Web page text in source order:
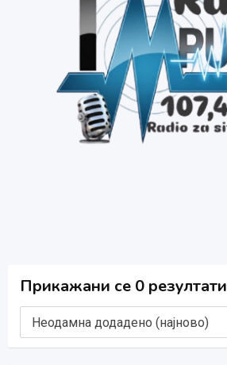
Прикажани се 0 резултати